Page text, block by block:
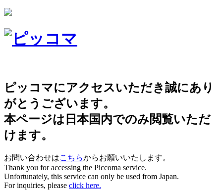
ピッコマにアクセスいただき誠にあり
がとうございます。
本ページは日本国内でのみ閲覧いただ
けます。
お問い合わせはこちらからお願いいたします。
Thank you for accessing the Piccoma service.
Unfortunately, this service can only be used from Japan.
For inquiries, please click here.